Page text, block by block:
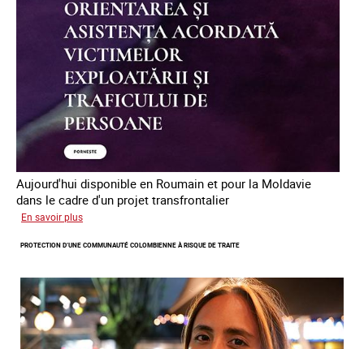
des
êtres
humains
en
Europe
Aujourd'hui disponible en Roumain et pour la Moldavie
dans le cadre d'un projet transfrontalier
En savoir plus
module
formation
en
ligne
sur
PROTECTION D’UNE COMMUNAUTÉ COLOMBIENNE À RISQUE DE TRAITE